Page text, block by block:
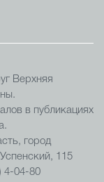
Верхняя
в публикациях
город
115
4-04-80